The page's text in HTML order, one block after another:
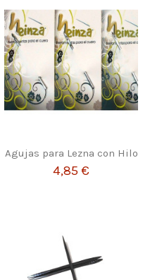
Agujas para Lezna con Hilo
4,85 €